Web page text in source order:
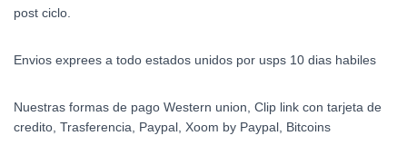
post ciclo.
Envios exprees a todo estados unidos por usps 10 dias habiles
Nuestras formas de pago Western union, Clip link con tarjeta de
credito, Trasferencia, Paypal, Xoom by Paypal, Bitcoins